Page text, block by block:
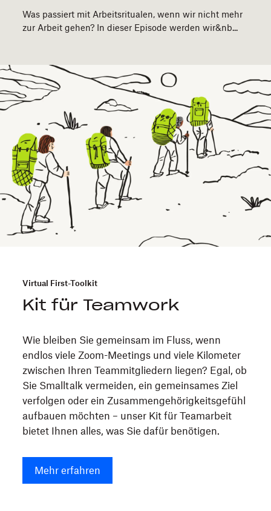
Was passiert mit Arbeitsritualen, wenn wir nicht mehr
zur Arbeit gehen? In dieser Episode werden wir&nb...
Virtual First-Toolkit
Kit für Teamwork
Wie bleiben Sie gemeinsam im Fluss, wenn
endlos viele Zoom-Meetings und viele Kilometer
zwischen Ihren Teammitgliedern liegen? Egal, ob
Sie Smalltalk vermeiden, ein gemeinsames Ziel
verfolgen oder ein Zusammengehörigkeitsgefühl
aufbauen möchten – unser Kit für Teamarbeit
bietet Ihnen alles, was Sie dafür benötigen.
Mehr erfahren